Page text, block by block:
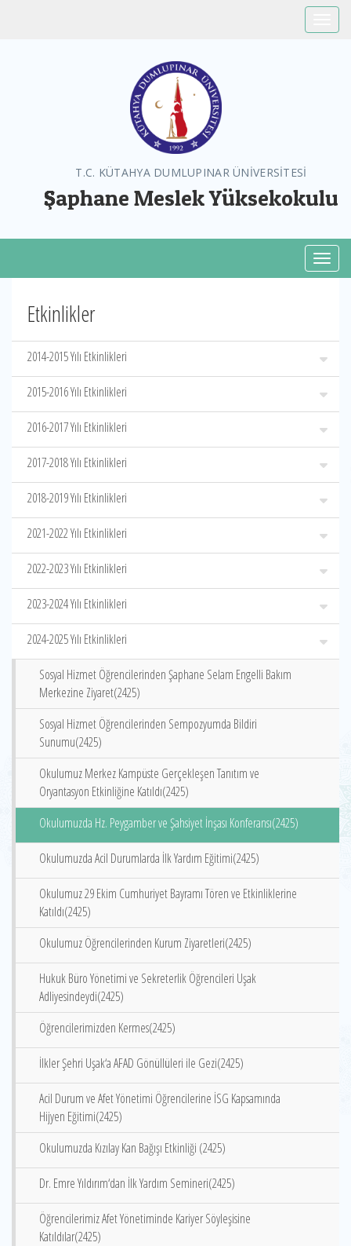
T.C. KÜTAHYA DUMLUPINAR ÜNİVERSİTESİ
Şaphane Meslek Yüksekokulu
Etkinlikler
2014-2015 Yılı Etkinlikleri
2015-2016 Yılı Etkinlikleri
2016-2017 Yılı Etkinlikleri
2017-2018 Yılı Etkinlikleri
2018-2019 Yılı Etkinlikleri
2021-2022 Yılı Etkinlikleri
2022-2023 Yılı Etkinlikleri
2023-2024 Yılı Etkinlikleri
2024-2025 Yılı Etkinlikleri
Sosyal Hizmet Öğrencilerinden Şaphane Selam Engelli Bakım
Merkezine Ziyaret(2425)
Sosyal Hizmet Öğrencilerinden Sempozyumda Bildiri
Sunumu(2425)
Okulumuz Merkez Kampüste Gerçekleşen Tanıtım ve
Oryantasyon Etkinliğine Katıldı(2425)
Okulumuzda Hz. Peygamber ve Şahsiyet İnşası Konferansı(2425)
Okulumuzda Acil Durumlarda İlk Yardım Eğitimi(2425)
Okulumuz 29 Ekim Cumhuriyet Bayramı Tören ve Etkinliklerine
Katıldı(2425)
Okulumuz Öğrencilerinden Kurum Ziyaretleri(2425)
Hukuk Büro Yönetimi ve Sekreterlik Öğrencileri Uşak
Adliyesindeydi(2425)
Öğrencilerimizden Kermes(2425)
İlkler Şehri Uşak‘a AFAD Gönüllüleri ile Gezi(2425)
Acil Durum ve Afet Yönetimi Öğrencilerine İSG Kapsamında
Hijyen Eğitimi(2425)
Okulumuzda Kızılay Kan Bağışı Etkinliği (2425)
Dr. Emre Yıldırım‘dan İlk Yardım Semineri(2425)
Öğrencilerimiz Afet Yönetiminde Kariyer Söyleşisine
Katıldılar(2425)